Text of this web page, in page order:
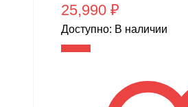
25,990 ₽
Доступно: В наличии